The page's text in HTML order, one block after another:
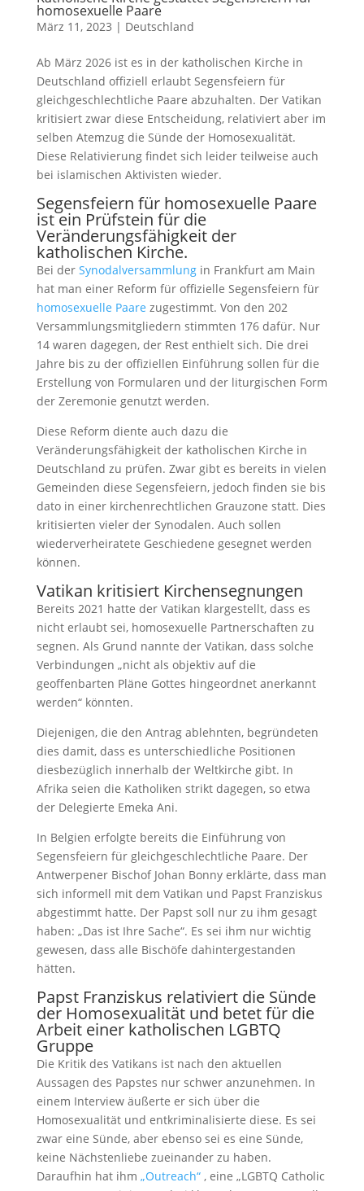
homosexuelle Paare
März 11, 2023 | Deutschland
Ab März 2026 ist es in der katholischen Kirche in
Deutschland offiziell erlaubt Segensfeiern für
gleichgeschlechtliche Paare abzuhalten. Der Vatikan
kritisiert zwar diese Entscheidung, relativiert aber im
selben Atemzug die Sünde der Homosexualität.
Diese Relativierung findet sich leider teilweise auch
bei islamischen Aktivisten wieder.
Segensfeiern für homosexuelle Paare
ist ein Prüfstein für die
Veränderungsfähigkeit der
katholischen Kirche.
Bei der Synodalversammlungin Frankfurt am Main
hat man einer Reform für offizielle Segensfeiern für
homosexuelle Paare zugestimmt. Von den 202
Versammlungsmitgliedern stimmten 176 dafür. Nur
14 waren dagegen, der Rest enthielt sich. Die drei
Jahre bis zu der offiziellen Einführung sollen für die
Erstellung von Formularen und der liturgischen Form
der Zeremonie genutzt werden.
Diese Reform diente auch dazu die
Veränderungsfähigkeit der katholischen Kirche in
Deutschland zu prüfen. Zwar gibt es bereits in vielen
Gemeinden diese Segensfeiern, jedoch finden sie bis
dato in einer kirchenrechtlichen Grauzone statt. Dies
kritisierten vieler der Synodalen. Auch sollen
wiederverheiratete Geschiedene gesegnet werden
können.
Vatikan kritisiert Kirchensegnungen
Bereits 2021 hatte der Vatikan klargestellt, dass es
nicht erlaubt sei, homosexuelle Partnerschaften zu
segnen. Als Grund nannte der Vatikan, dass solche
Verbindungen „nicht als objektiv auf die
geoffenbarten Pläne Gottes hingeordnet anerkannt
werden“ könnten.
Diejenigen, die den Antrag ablehnten, begründeten
dies damit, dass es unterschiedliche Positionen
diesbezüglich innerhalb der Weltkirche gibt. In
Afrika seien die Katholiken strikt dagegen, so etwa
der Delegierte Emeka Ani.
In Belgien erfolgte bereits die Einführung von
Segensfeiern für gleichgeschlechtliche Paare. Der
Antwerpener Bischof Johan Bonny erklärte, dass man
sich informell mit dem Vatikan und Papst Franziskus
abgestimmt hatte. Der Papst soll nur zu ihm gesagt
haben: „Das ist Ihre Sache“. Es sei ihm nur wichtig
gewesen, dass alle Bischöfe dahintergestanden
hätten.
Papst Franziskus relativiert die Sünde
der Homosexualität und betet für die
Arbeit einer katholischen LGBTQ
Gruppe
Die Kritik des Vatikans ist nach den aktuellen
Aussagen des Papstes nur schwer anzunehmen. In
einem Interview äußerte er sich über die
Homosexualität und entkriminalisierte diese. Es sei
zwar eine Sünde, aber ebenso sei es eine Sünde,
keine Nächstenliebe zueinander zu haben.
Daraufhin hat ihm „Outreach“ , eine „LGBTQ Catholic